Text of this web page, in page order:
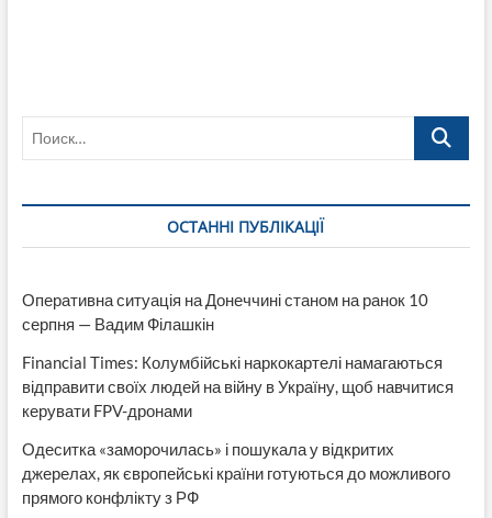
Поиск…
ОСТАННІ ПУБЛІКАЦІЇ
Оперативна ситуація на Донеччині станом на ранок 10
серпня — Вадим Філашкін
Financial Times: Колумбійські наркокартелі намагаються
відправити своїх людей на війну в Україну, щоб навчитися
керувати FPV-дронами
Одеситка «заморочилась» і пошукала у відкритих
джерелах, як європейські країни готуються до можливого
прямого конфлікту з РФ